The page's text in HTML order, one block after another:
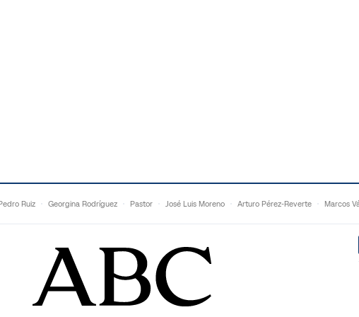
Ruiz Georgina Rodríguez Pastor José Luis Moreno Arturo Pérez-Reverte Marcos